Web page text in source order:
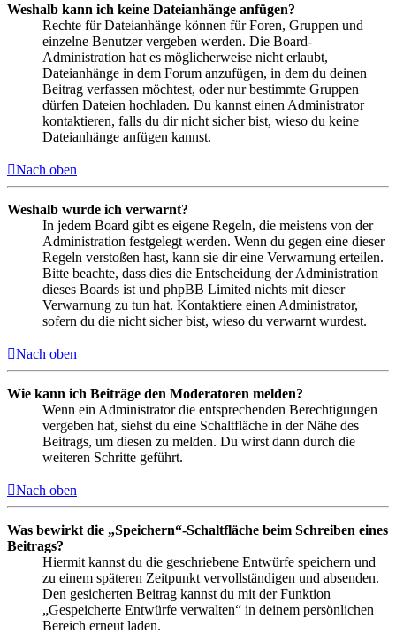
Weshalb kann ich keine Dateianhänge anfügen?
Rechte für Dateianhänge können für Foren, Gruppen und
einzelne Benutzer vergeben werden. Die Board-
Administration hat es möglicherweise nicht erlaubt,
Dateianhänge in dem Forum anzufügen, in dem du deinen
Beitrag verfassen möchtest, oder nur bestimmte Gruppen
dürfen Dateien hochladen. Du kannst einen Administrator
kontaktieren, falls du dir nicht sicher bist, wieso du keine
Dateianhänge anfügen kannst.
Nach oben
Weshalb wurde ich verwarnt?
In jedem Board gibt es eigene Regeln, die meistens von der
Administration festgelegt werden. Wenn du gegen eine dieser
Regeln verstoßen hast, kann sie dir eine Verwarnung erteilen.
Bitte beachte, dass dies die Entscheidung der Administration
dieses Boards ist und phpBB Limited nichts mit dieser
Verwarnung zu tun hat. Kontaktiere einen Administrator,
sofern du die nicht sicher bist, wieso du verwarnt wurdest.
Nach oben
Wie kann ich Beiträge den Moderatoren melden?
Wenn ein Administrator die entsprechenden Berechtigungen
vergeben hat, siehst du eine Schaltfläche in der Nähe des
Beitrags, um diesen zu melden. Du wirst dann durch die
weiteren Schritte geführt.
Nach oben
Was bewirkt die „Speichern“-Schaltfläche beim Schreiben eines
Beitrags?
Hiermit kannst du die geschriebene Entwürfe speichern und
zu einem späteren Zeitpunkt vervollständigen und absenden.
Den gesicherten Beitrag kannst du mit der Funktion
„Gespeicherte Entwürfe verwalten“ in deinem persönlichen
Bereich erneut laden.